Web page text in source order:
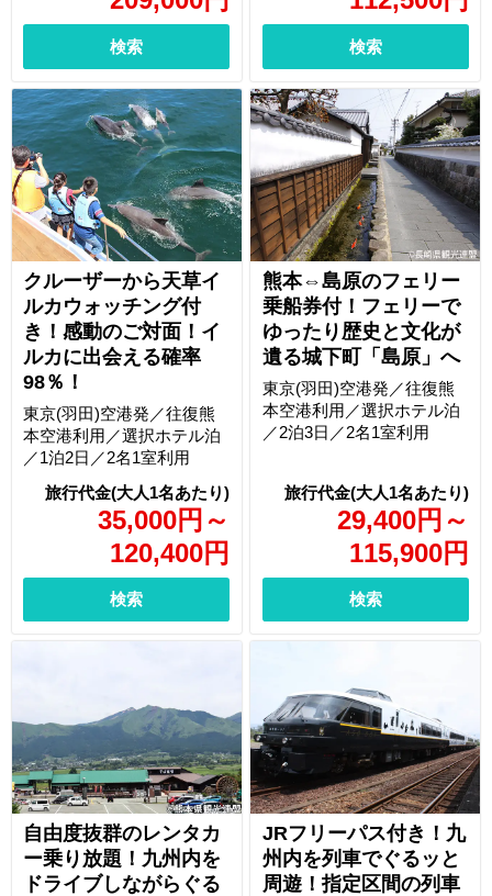
検索 検索
クルーザーから天草イ
ルカウォッチング付
き！感動のご対面！イ
ルカに出会える確率
98％！
35,000円 ～
120,400円
東京(羽田)空港発／往復熊
本空港利用／選択ホテル泊
／1泊2日／2名1室利用
検索
熊本⇔島原のフェリー
乗船券付！フェリーで
ゆったり歴史と文化が
遺る城下町「島原」へ
29,400円 ～
115,900円
東京(羽田)空港発／往復熊
本空港利用／選択ホテル泊
／2泊3日／2名1室利用
検索
自由度抜群のレンタカ
ー乗り放題！九州内を
ドライブしながらぐる
JRフリーパス付き！九
州内を列車でぐるッと
周遊！指定区間の列車